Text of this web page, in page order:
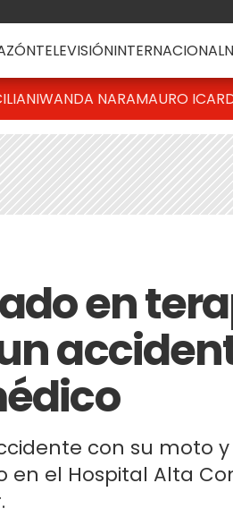
TELEVISIÓNINTERNACIONAL
WANDA NARAMAURO
en
con su moto
el Hospital Alta